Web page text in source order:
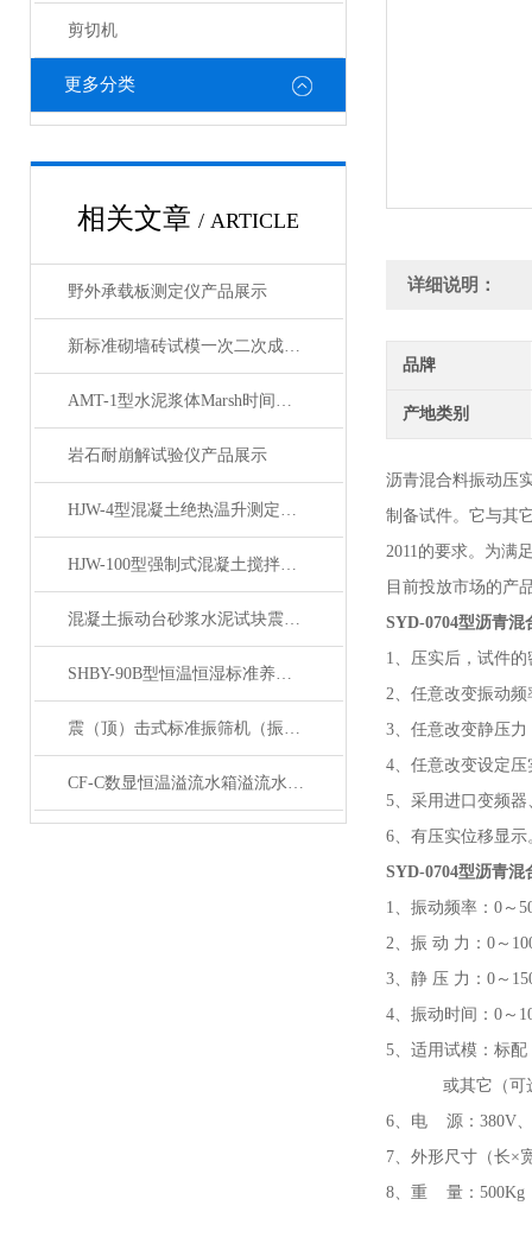
剪切机
更多分类
相关文章 / ARTICLE
野外承载板测定仪产品展示
新标准砌墙砖试模一次二次成型试样制备模具产品展示
AMT-1型水泥浆体Marsh时间自动测定仪产品展示
岩石耐崩解试验仪产品展示
HJW-4型混凝土绝热温升测定仪产品展示
HJW-100型强制式混凝土搅拌机产品展示
混凝土振动台砂浆水泥试块震动平台产品展示
SHBY-90B型恒温恒湿标准养护箱 产品展示
震（顶）击式标准振筛机（振摆仪）产品展示
CF-C数显恒温溢流水箱溢流水槽展示
详细说明：
品牌
产地类别
沥青混合料振动压
制备试件。它与其
2011的要求。为满
目前投放市场的产
SYD-0704型沥青
1、压实后，试件
2、任意改变振动
3、任意改变静压力
4、任意改变设定压
5、采用进口变频
6、有压实位移显示
SYD-0704型沥青
1、振动频率：0～
2、振 动 力：0～
3、静 压 力：0～
4、振动时间：0～
5、适用试模：标配
或其它（可选
6、电 源：380V
7、外形尺寸（长×
8、重 量：500Kg